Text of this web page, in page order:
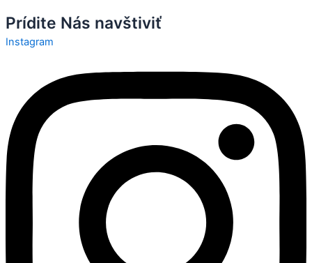
Prídite Nás navštiviť
Instagram